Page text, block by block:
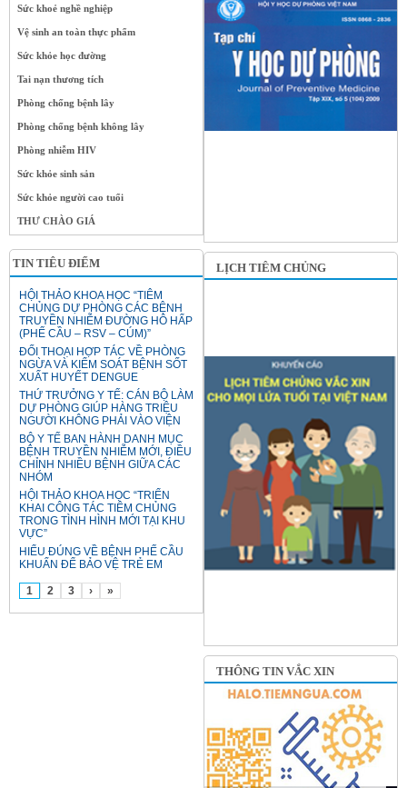
Sức khoẻ nghề nghiệp
Vệ sinh an toàn thực phẩm
Sức khỏe học đường
Tai nạn thương tích
Phòng chống bệnh lây
Phòng chống bệnh không lây
Phòng nhiễm HIV
Sức khỏe sinh sản
Sức khỏe người cao tuổi
THƯ CHÀO GIÁ
TIN TIÊU ĐIỂM
HỘI THẢO KHOA HỌC “TIÊM
CHỦNG DỰ PHÒNG CÁC BỆNH
TRUYỀN NHIỄM ĐƯỜNG HÔ HẤP
(PHẾ CẦU – RSV – CÚM)”
ĐỐI THOẠI HỢP TÁC VỀ PHÒNG
NGỪA VÀ KIỂM SOÁT BỆNH SỐT
XUẤT HUYẾT DENGUE
THỨ TRƯỞNG Y TẾ: CÁN BỘ LÀM
DỰ PHÒNG GIÚP HÀNG TRIỆU
NGƯỜI KHÔNG PHẢI VÀO VIỆN
BỘ Y TẾ BAN HÀNH DANH MỤC
BỆNH TRUYỀN NHIỄM MỚI, ĐIỀU
CHỈNH NHIỀU BỆNH GIỮA CÁC
NHÓM
HỘI THẢO KHOA HỌC “TRIỂN
KHAI CÔNG TÁC TIÊM CHỦNG
TRONG TÌNH HÌNH MỚI TẠI KHU
VỰC”
HIỂU ĐÚNG VỀ BỆNH PHẾ CẦU
KHUẨN ĐỂ BẢO VỆ TRẺ EM
1 2 3 › »
LỊCH TIÊM CHỦNG
THÔNG TIN VẮC XIN